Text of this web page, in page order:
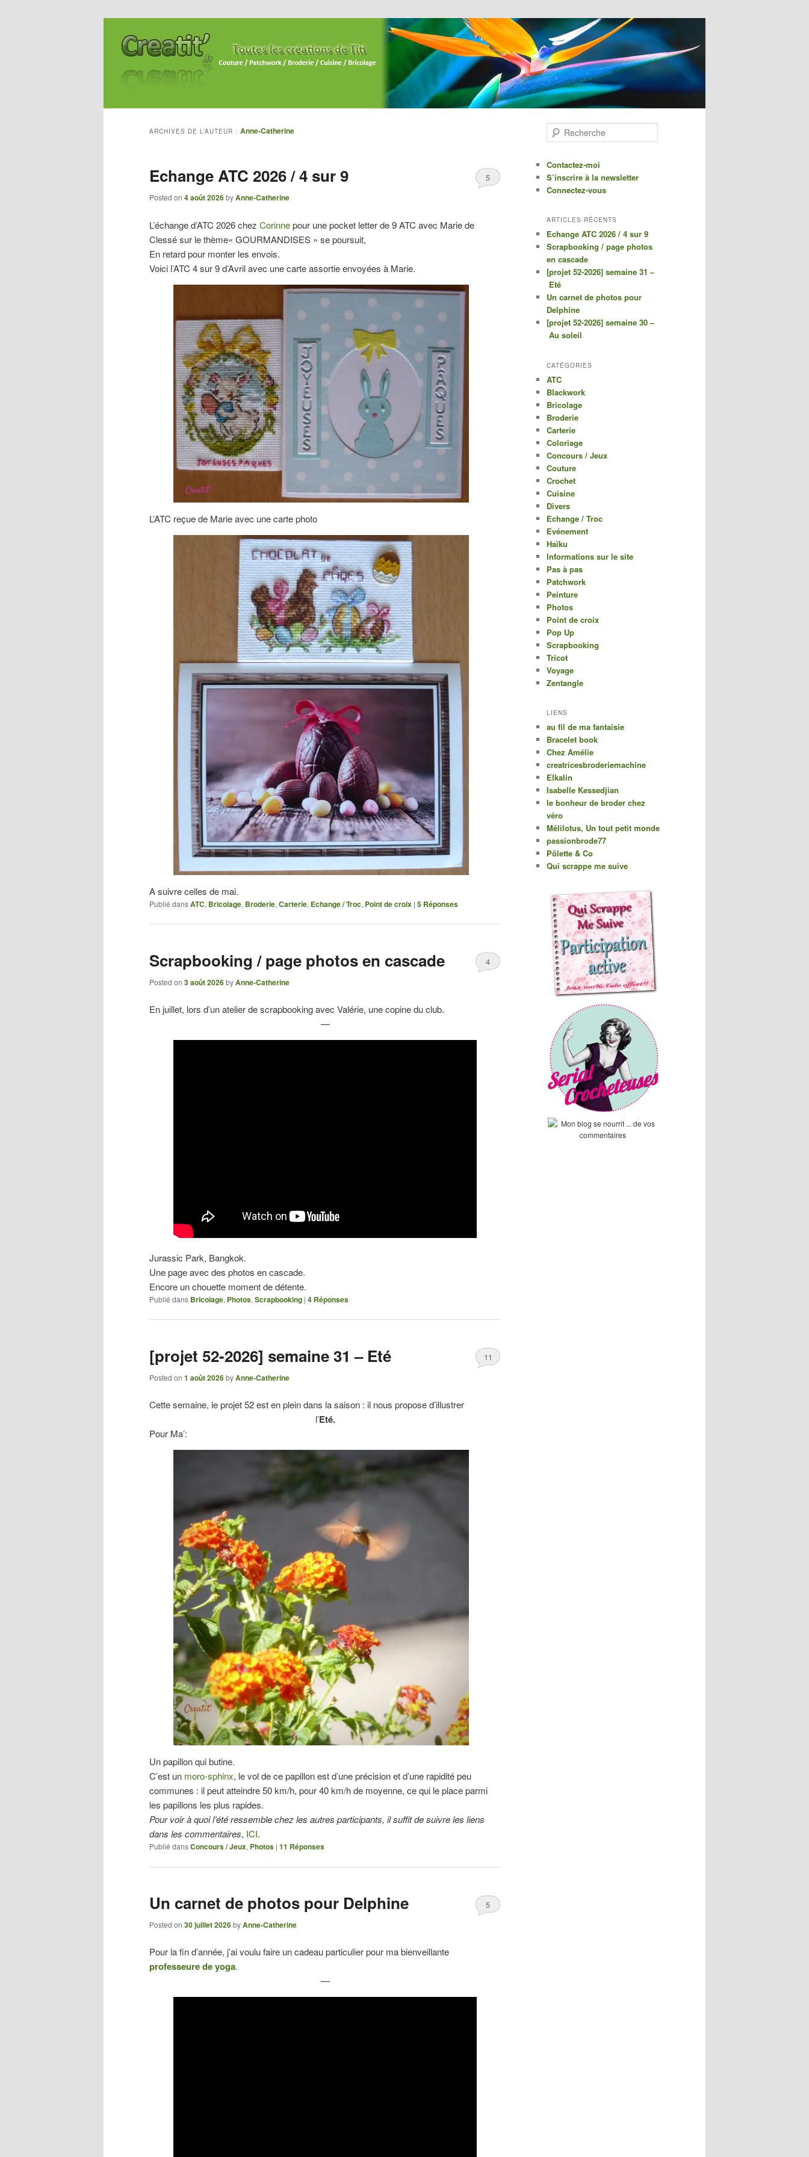
ARCHIVES DE L’AUTEUR : Anne-Catherine
Echange ATC 2026 / 4 sur 9
Posted on 4 août 2026byAnne-Catherine
5
L’échange d’ATC 2026 chez Corinnepour une pocket letter de 9 ATC avec Marie de
Clessé sur le thème« GOURMANDISES » se poursuit,
En retard pour monter les envois.
Voici l’ATC 4 sur 9 d’Avril avec une carte assortie envoyées à Marie.
L’ATC reçue de Marie avec une carte photo
A suivre celles de mai.
Publié dansATC, Bricolage, Broderie, Carterie, Echange / Troc, Point de croix | 5 Réponses
Scrapbooking / page photos en cascade
Posted on 3 août 2026byAnne-Catherine
4
En juillet, lors d’un atelier de scrapbooking avec Valérie, une copine du club.
—
Jurassic Park, Bangkok.
Une page avec des photos en cascade.
Encore un chouette moment de détente.
Publié dans Bricolage, Photos, Scrapbooking | 4 Réponses
[projet 52-2026] semaine 31 – Eté
Posted on 1 août 2026byAnne-Catherine
11
Cette semaine, le projet 52 est en plein dans la saison : il nous propose d’illustrer
l’Eté.
Pour Ma’:
Un papillon qui butine.
C’est un moro-sphinx, le vol de ce papillon est d’une précision et d’une rapidité peu
communes : il peut atteindre 50 km/h, pour 40 km/h de moyenne, ce qui le place parmi
les papillons les plus rapides.
Pour voir à quoi l’été ressemble chez les autres participants, il suffit de suivre les liens
dans les commentaires, ICI.
Publié dansConcours / Jeux, Photos | 11 Réponses
Un carnet de photos pour Delphine
Posted on 30 juillet 2026byAnne-Catherine
5
Pour la fin d’année, j’ai voulu faire un cadeau particulier pour ma bienveillante
professeure de yoga.
—
Recherche
Contactez-moi
S’inscrire à la newsletter
Connectez-vous
ARTICLES RÉCENTS
Echange ATC 2026 / 4 sur 9
Scrapbooking / page photos
en cascade
[projet 52-2026] semaine 31 –
Eté
Un carnet de photos pour
Delphine
[projet 52-2026] semaine 30 –
Au soleil
CATÉGORIES
ATC
Blackwork
Bricolage
Broderie
Carterie
Coloriage
Concours / Jeux
Couture
Crochet
Cuisine
Divers
Echange / Troc
Evénement
Haïku
Informations sur le site
Pas à pas
Patchwork
Peinture
Photos
Point de croix
Pop Up
Scrapbooking
Tricot
Voyage
Zentangle
LIENS
au fil de ma fantaisie
Bracelet book
Chez Amélie
creatricesbroderiemachine
Elkalin
Isabelle Kessedjian
le bonheur de broder chez
véro
Mélilotus, Un tout petit monde
passionbrode77
Pôlette & Co
Qui scrappe me suive